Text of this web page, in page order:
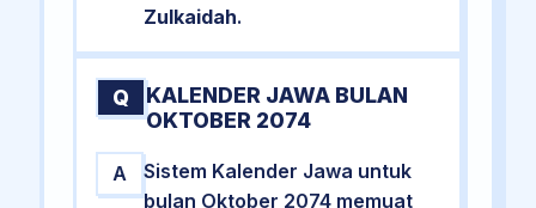
Zulkaidah.
Q
KALENDER JAWA BULAN
OKTOBER 2074
A
Sistem Kalender Jawa untuk
bulan Oktober 2074 memuat